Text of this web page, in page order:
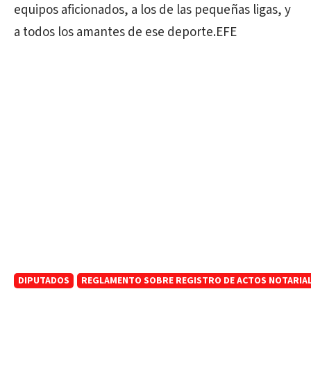
equipos aficionados, a los de las pequeñas ligas, y
a todos los amantes de ese deporte.EFE
DIPUTADOS REGLAMENTO SOBRE REGISTRO DE ACTOS